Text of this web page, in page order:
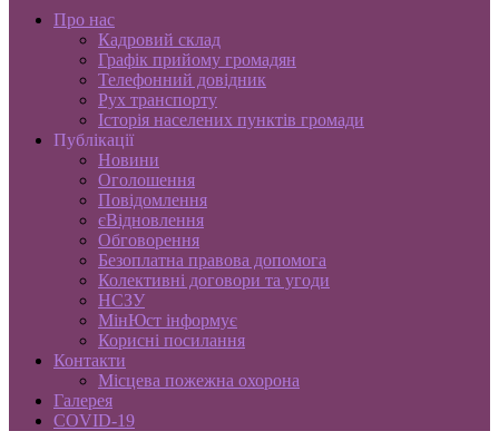
Про нас
Кадровий склад
Графік прийому громадян
Телефонний довідник
Рух транспорту
Історія населених пунктів громади
Публікації
Новини
Оголошення
Повідомлення
єВідновлення
Обговорення
Безоплатна правова допомога
Колективні договори та угоди
НСЗУ
МінЮст інформує
Корисні посилання
Контакти
Місцева пожежна охорона
Галерея
COVID-19